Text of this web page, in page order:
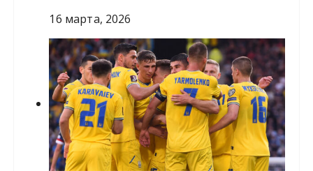
16 марта, 2026